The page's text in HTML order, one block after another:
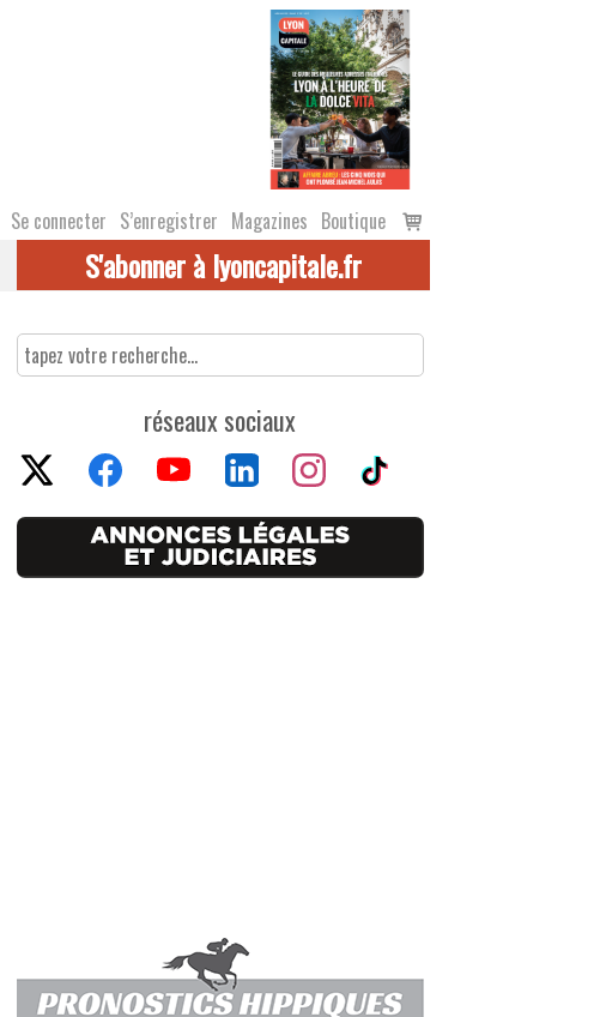
Se connecter S’enregistrer Magazines Boutique
Voir
le
S'abonner à lyoncapitale.fr
réseaux sociaux